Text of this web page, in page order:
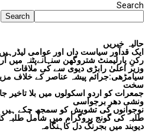
Search
Search
حالیہ خبریں
ایک قدآور سیاست داں اور عوامی
رکنِ پارلیمنٹ شتروگھن سنہانےپٹنہ میں
وزیر اعلیٰ رابڑی دیوی سے کی ملاقات
سیامڑھی:جرائم پیشہ عناصر کے خلاف
سخت
جمعرات کو اردو اسکولوں میں بلا تاخیر
ونشی دھر برجواسی
نوجوانوں کی تشویش کو سمجھ چکے ہیں
طلبہ کی گونج پروگرام میں شامل طلبہ
دیوبند میں بجرنگ دل کاہنگامہ